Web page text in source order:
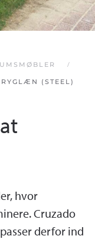
(STEEL)
hvor
Cruzado
derfor ind